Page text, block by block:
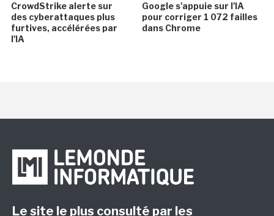
CrowdStrike alerte sur
des cyberattaques plus
furtives, accélérées par
l'IA
Google s'appuie sur l'IA
pour corriger 1 072 failles
dans Chrome
Le site le plus consulté par les